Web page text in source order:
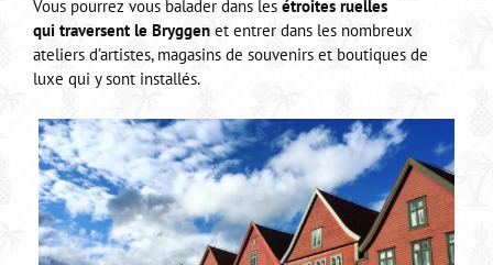
Vous pourrez vous balader dans les étroites ruelles
qui traversent le Bryggen et entrer dans les nombreux
ateliers d’artistes, magasins de souvenirs et boutiques de
luxe qui y sont installés.